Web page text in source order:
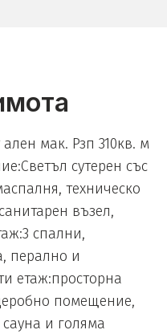
мак. Рзп 310кв. м
сутерен със
техническо
възел,
спални,
перално и
етаж:просторна
помещение,
и голяма